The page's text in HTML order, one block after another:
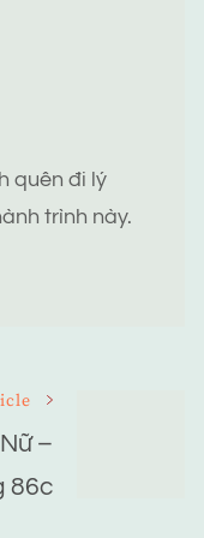
quên đi lý
trình này.
–
86c